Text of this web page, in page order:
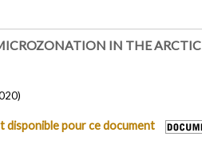
IN THE
disponible pour ce document